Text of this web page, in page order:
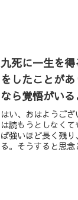
九死に一生を
をしたことが
なら覚悟がいる
はい、おはようご
は読もうとしなく
ば強いほど長く残
る。そうすると思